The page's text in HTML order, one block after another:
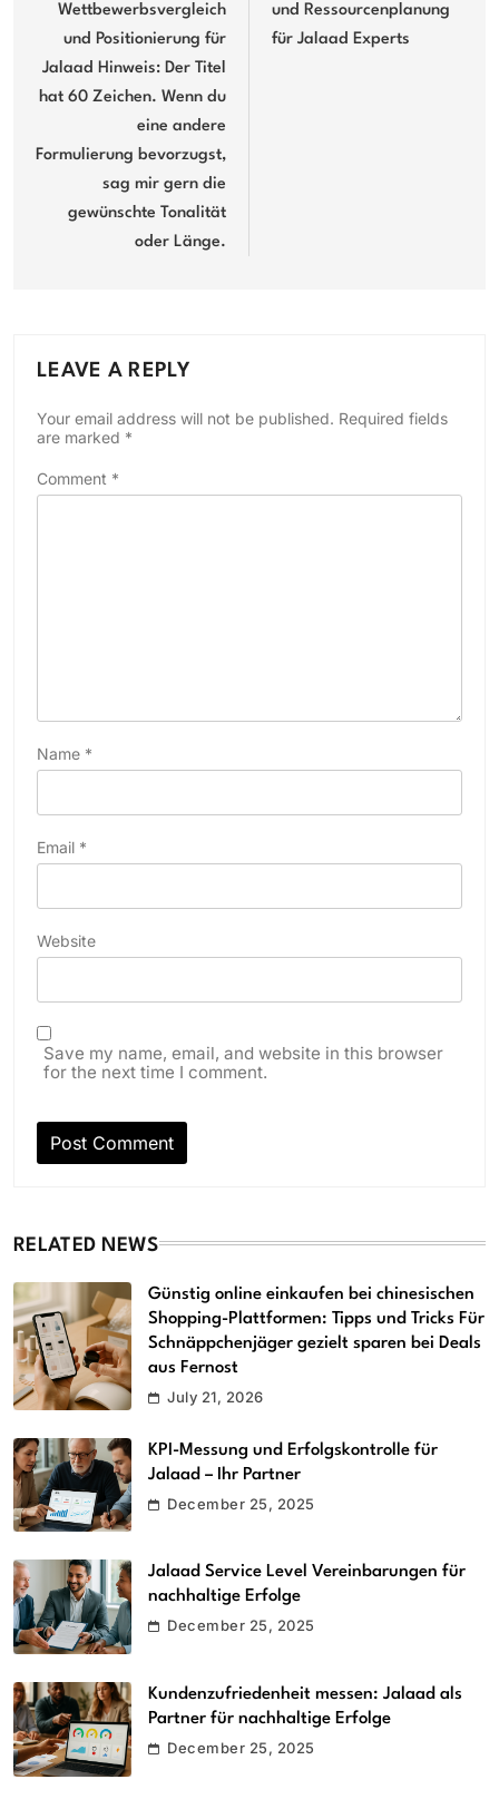
Wettbewerbsvergleich
und Positionierung für
Jalaad Hinweis: Der Titel
hat 60 Zeichen. Wenn du
eine andere
Formulierung bevorzugst,
sag mir gern die
gewünschte Tonalität
oder Länge.
und Ressourcenplanung
für Jalaad Experts
LEAVE A REPLY
Your email address will not be published. Required fields
are marked *
Comment *
Name *
Email *
Website
Save my name, email, and website in this browser
for the next time I comment.
RELATED NEWS
Günstig online einkaufen bei chinesischen
Shopping-Plattformen: Tipps und Tricks Für
Schnäppchenjäger gezielt sparen bei Deals
aus Fernost
July 21, 2026
KPI-Messung und Erfolgskontrolle für
Jalaad – Ihr Partner
December 25, 2025
Jalaad Service Level Vereinbarungen für
nachhaltige Erfolge
December 25, 2025
Kundenzufriedenheit messen: Jalaad als
Partner für nachhaltige Erfolge
December 25, 2025